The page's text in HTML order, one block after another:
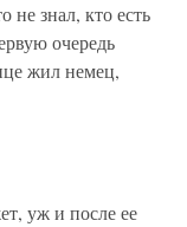
не знал, кто есть
очередь
жил немец,
уж и после ее